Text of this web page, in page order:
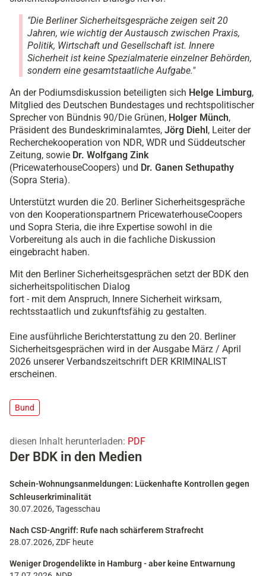
"Die Berliner Sicherheitsgespräche zeigen seit 20
Jahren, wie wichtig der Austausch zwischen Praxis,
Politik, Wirtschaft und Gesellschaft ist. Innere
Sicherheit ist keine Spezialmaterie einzelner Behörden,
sondern eine gesamtstaatliche Aufgabe."
An der Podiumsdiskussion beteiligten sich Helge Limburg,
Mitglied des Deutschen Bundestages und rechtspolitischer
Sprecher von Bündnis 90/Die Grünen, Holger Münch,
Präsident des Bundeskriminalamtes, Jörg Diehl , Leiter der
Recherchekooperation von NDR, WDR und Süddeutscher
Zeitung, sowie Dr. Wolfgang Zink
(PricewaterhouseCoopers) und Dr. Ganen Sethupathy
(Sopra Steria).
Unterstützt wurden die 20. Berliner Sicherheitsgespräche
von den Kooperationspartnern PricewaterhouseCoopers
und Sopra Steria, die ihre Expertise sowohl in die
Vorbereitung als auch in die fachliche Diskussion
eingebracht haben.
Mit den Berliner Sicherheitsgesprächen setzt der BDK den
sicherheitspolitischen Dialog
fort - mit dem Anspruch, Innere Sicherheit wirksam,
rechtsstaatlich und zukunftsfähig zu gestalten.
Eine ausführliche Berichterstattung zu den 20. Berliner
Sicherheitsgesprächen wird in der Ausgabe März / April
2026 unserer Verbandszeitschrift DER KRIMINALIST
erscheinen.
Bund
diesen Inhalt herunterladen: PDF
Der BDK in den Medien
Schein-Wohnungsanmeldungen: Lückenhafte Kontrollen gegen
Schleuserkriminalität
30.07.2026, Tagesschau
Nach CSD-Angriff: Rufe nach schärferem Strafrecht
28.07.2026, ZDF heute
Weniger Drogendelikte in Hamburg - aber keine Entwarnung